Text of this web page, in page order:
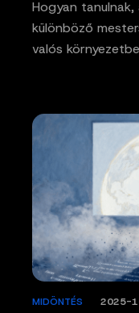
Hogyan tanulnak,
különböző
valós
MIDÖNTÉS 2025-